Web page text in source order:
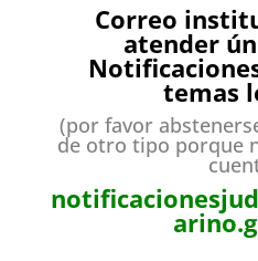
Correo
atender
temas
(por favor
de otro tipo porque